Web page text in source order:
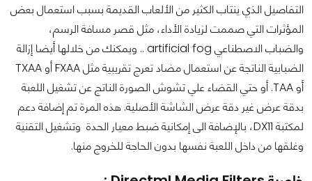
التفاصيل الذي ينتاب الكثير من الألعاب القديمة بسبب استعمال بعض
المؤثرات التي صممت لزيادة الأداء، مثل قصر مسافة الرسم،
والضباب الاصطناعي artificial fog .. ويمكنك من خلالها أيضا إزالة
الضبابية الناتجة عن استعمال مضاد تعرج تقريبية مثل FXAA أو TXAA
أو TAA. أو حتي القضاء علي تشوش الصورة الناتج عن تشغيل اللعبة
بدقة عرض غير دقة عرض الشاشة الأصلية. هذه المرة تم إضافة دعم
لمكتبة DX11، بالإضافة الى إمكانية ضبط معيار الحدة وتشغيل التقنية
وغلقها من داخل اللعبة نفسها بدون الحاجة للخروج منها.